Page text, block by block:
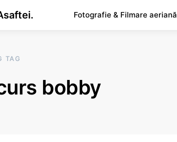
Fotografie & Filmare aeriană
TAG
bobby